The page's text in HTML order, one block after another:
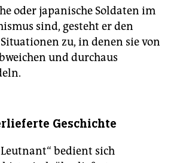
oder japanische Soldaten im
sind, gesteht er den
zu, in denen sie von
und durchaus
Geschichte
bedient sich